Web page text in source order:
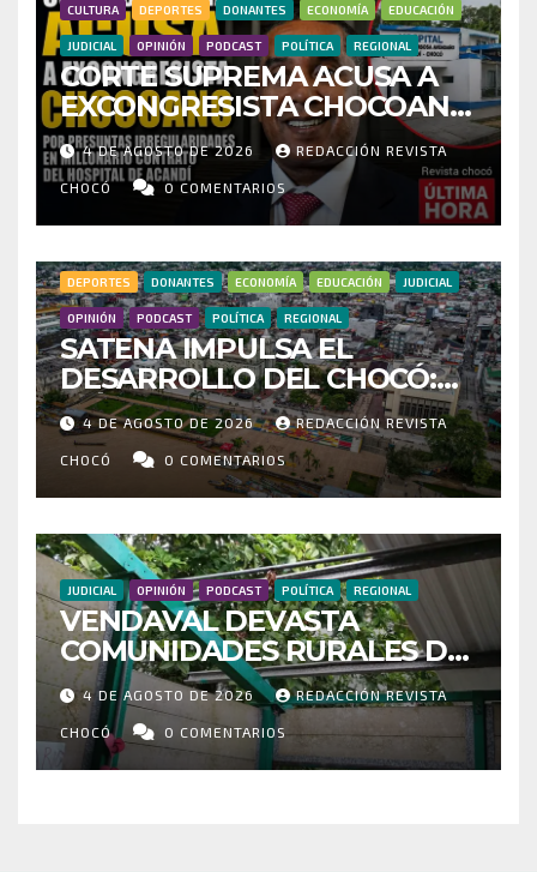
CULTURA DEPORTES DONANTES ECONOMÍA EDUCACIÓN
JUDICIAL OPINIÓN PODCAST POLÍTICA REGIONAL
CORTE SUPREMA ACUSA A
EXCONGRESISTA CHOCOANO
POR PRESUNTAS
IRREGULARIDADES EN
MILLONARIO CONTRATO DEL
HOSPITAL DE ACANDÍ
4 DE AGOSTO DE 2026 REDACCIÓN REVISTA
CHOCÓ 0 COMENTARIOS
DEPORTES DONANTES ECONOMÍA EDUCACIÓN JUDICIAL
OPINIÓN PODCAST POLÍTICA REGIONAL
SATENA IMPULSA EL
DESARROLLO DEL CHOCÓ:
MÁS DE 35 MIL PASAJEROS
MOVILIZADOS Y NUEVAS
RUTAS FORTALECEN LA
CONECTIVIDAD
4 DE AGOSTO DE 2026 REDACCIÓN REVISTA
CHOCÓ 0 COMENTARIOS
JUDICIAL OPINIÓN PODCAST POLÍTICA REGIONAL
VENDAVAL DEVASTA
COMUNIDADES RURALES DE
RIOSUCIO: ESCUELAS,
VIVIENDAS Y CEMENTERIO
ENTRE LOS AFECTADOS
4 DE AGOSTO DE 2026 REDACCIÓN REVISTA
CHOCÓ 0 COMENTARIOS